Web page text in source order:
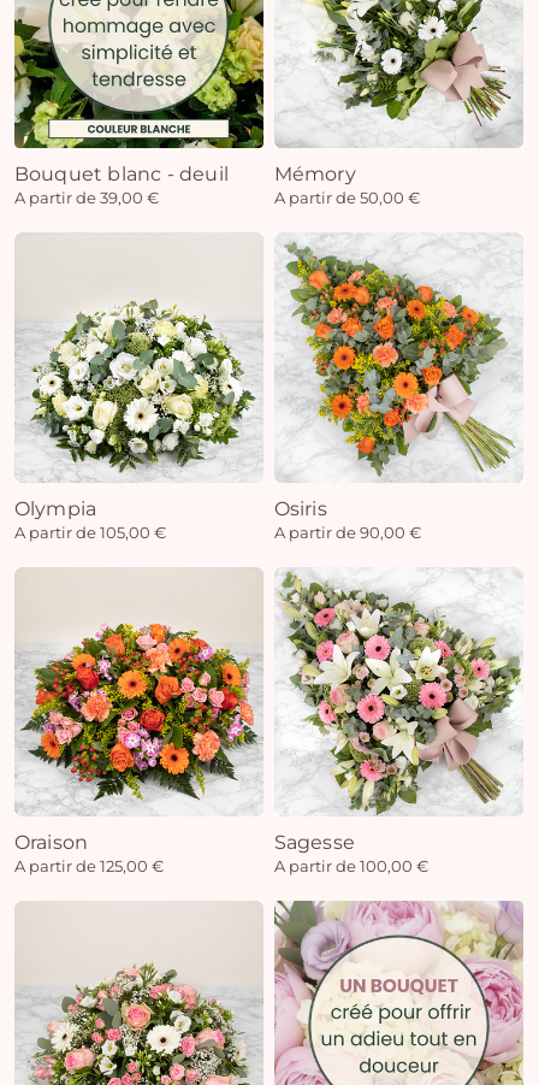
Bouquet blanc - deuil
A partir de 39,00 €
Mémory
A partir de 50,00 €
Olympia
A partir de 105,00 €
Osiris
A partir de 90,00 €
Oraison
A partir de 125,00 €
Sagesse
A partir de 100,00 €